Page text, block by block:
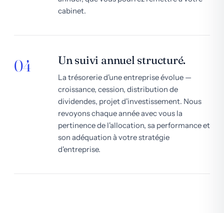
cabinet.
04 Un suivi annuel structuré.
La trésorerie d'une entreprise évolue —
croissance, cession, distribution de
dividendes, projet d'investissement. Nous
revoyons chaque année avec vous la
pertinence de l'allocation, sa performance et
son adéquation à votre stratégie
d'entreprise.